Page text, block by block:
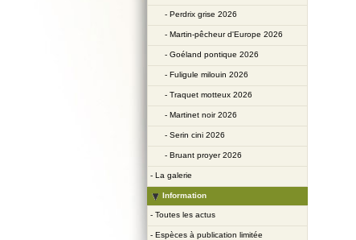
- Perdrix grise 2026
- Martin-pêcheur d'Europe 2026
- Goéland pontique 2026
- Fuligule milouin 2026
- Traquet motteux 2026
- Martinet noir 2026
- Serin cini 2026
- Bruant proyer 2026
- La galerie
Information
- Toutes les actus
- Espèces à publication limitée